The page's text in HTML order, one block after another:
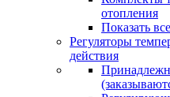
отопления
Показать все
Регуляторы
действия